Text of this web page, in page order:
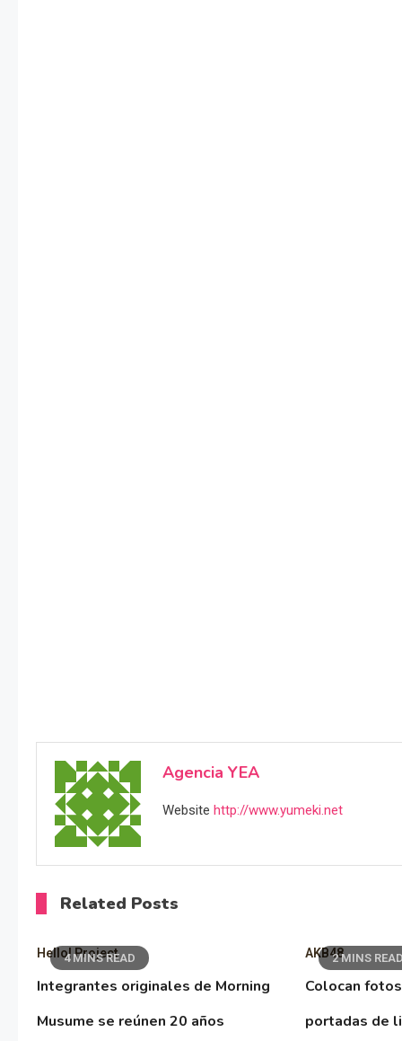
Agencia YEA
Website http://www.yumeki.net
Related Posts
4 MINS READ
Hello! Project
Integrantes originales de Morning
Musume se reúnen 20 años
2 MINS READ
AKB48
Colocan
portadas de